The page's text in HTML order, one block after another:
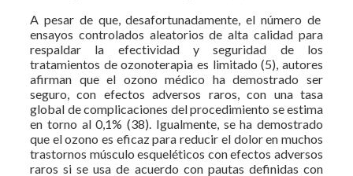
A pesar de que, desafortunadamente, el número de
ensayos controlados aleatorios de alta calidad para
respaldar la efectividad y seguridad de los
tratamientos de ozonoterapia es limitado (5), autores
afirman que el ozono médico ha demostrado ser
seguro, con efectos adversos raros, con una tasa
global de complicaciones del procedimiento se estima
en torno al 0,1% (38). Igualmente, se ha demostrado
que el ozono es eficaz para reducir el dolor en muchos
trastornos músculo esqueléticos con efectos adversos
raros si se usa de acuerdo con pautas definidas con